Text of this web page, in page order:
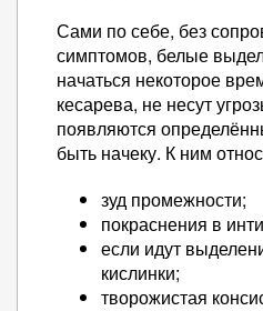
Сами по себе, без
симптомов, белые
начаться некоторое
кесарева, не несут
появляются
быть начеку. К ним
зуд промежности;
покраснения в
если идут
кислинки;
творожистая